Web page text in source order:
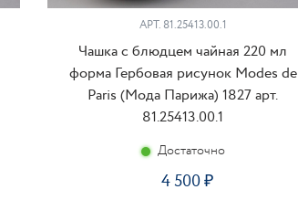
АРТ. 81.25413.00.1
Чашка с блюдцем чайная 220 мл
форма Гербовая рисунок Modes de
Paris (Мода Парижа) 1827 арт.
81.25413.00.1
Достаточно
4 500